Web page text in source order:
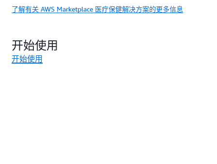
了解有关 AWS Marketplace 医疗保健解决方案的更多信息
开始使用
开始使用